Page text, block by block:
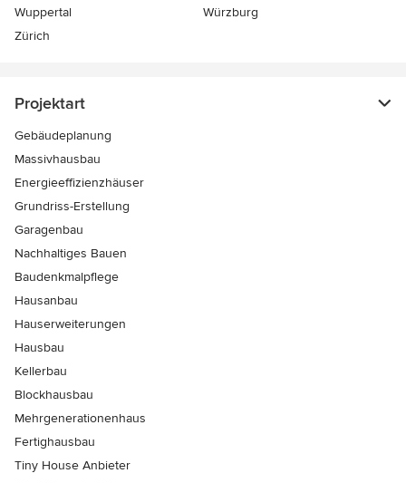
Wuppertal
Würzburg
Zürich
Projektart
Gebäudeplanung
Massivhausbau
Energieeffizienzhäuser
Grundriss-Erstellung
Garagenbau
Nachhaltiges Bauen
Baudenkmalpflege
Hausanbau
Hauserweiterungen
Hausbau
Kellerbau
Blockhausbau
Mehrgenerationenhaus
Fertighausbau
Tiny House Anbieter